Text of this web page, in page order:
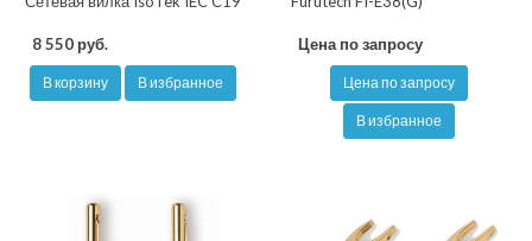
8 550 руб.
В корзину В избранное
Цена по запросу
Цена по запросу
В избранное